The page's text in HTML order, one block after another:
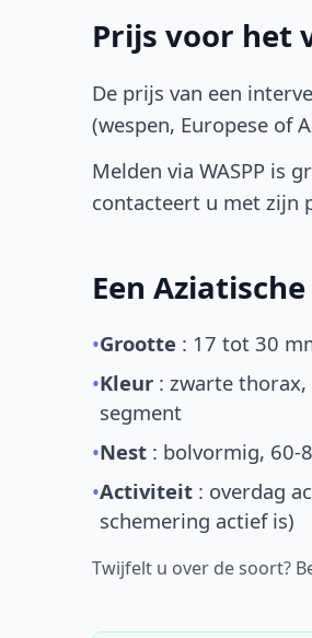
Prijs voor het
De prijs van een
(wespen, Europese of
Melden via WASPP is
contacteert u met zijn
Een
•Grootte : 17 tot 30
•Kleur : zwarte
segment
•Nest : bolvormig, 60-
•Activiteit : overdag
schemering actief is)
Twijfelt u over de soort?